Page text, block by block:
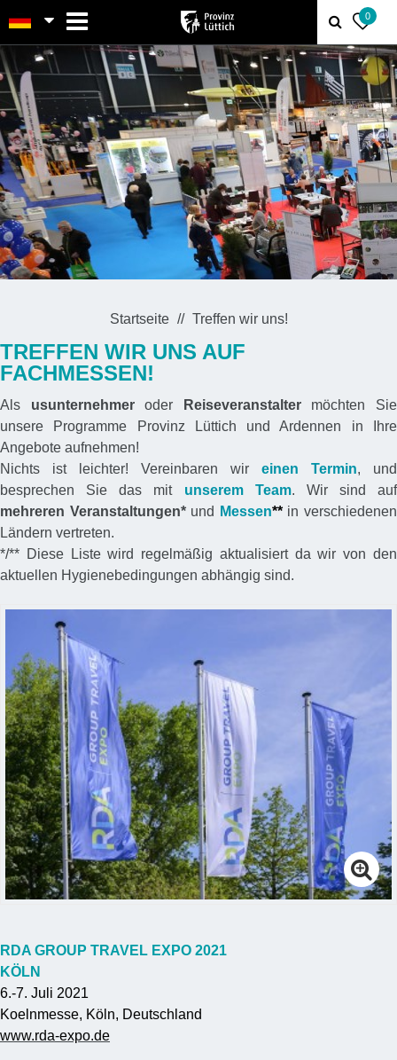
0
Startseite Treffen wir uns!
TREFFEN WIR UNS AUF
FACHMESSEN!
Als usunternehmeroder Reiseveranstaltermöchten Sie
unsere Programme Provinz Lüttich und Ardennen in Ihre
Angebote aufnehmen!
Nichts ist leichter! Vereinbaren wir einen Termin, und
besprechen Sie das mit unserem Team. Wir sind auf
mehreren Veranstaltungen*und Messen**in verschiedenen
Ländern vertreten.
*/** Diese Liste wird regelmäßig aktualisiert da wir von den
aktuellen Hygienebedingungen abhängig sind.
RDA GROUP TRAVEL EXPO 2021
KÖLN
6.-7. Juli 2021
Koelnmesse, Köln, Deutschland
www.rda-expo.de